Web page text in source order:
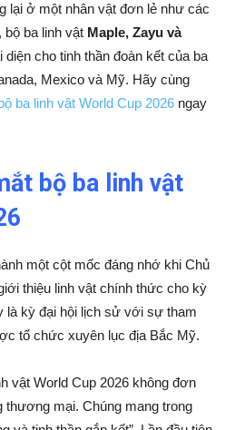
lại ở một nhân vật đơn lẻ như các
ba linh vật Maple, Zayu và
diện cho tinh thần đoàn kết của ba
Mexico và Mỹ. Hãy cùng
ba linh vật World Cup 2026 ngay
bộ ba linh vật
một cột mốc đáng nhớ khi Chủ
thiệu linh vật chính thức cho kỳ
là kỳ đại hội lịch sử với sự tham
tổ chức xuyên lục địa Bắc Mỹ.
vật World Cup 2026 không đơn
thương mại. Chúng mang trong